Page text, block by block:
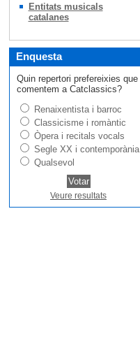
Entitats musicals
catalanes
Enquesta
Quin repertori prefereixies que
comentem a Catclassics?
Renaixentista i barroc
Classicisme i romàntic
Òpera i recitals vocals
Segle XX i contemporània
Qualsevol
Veure resultats